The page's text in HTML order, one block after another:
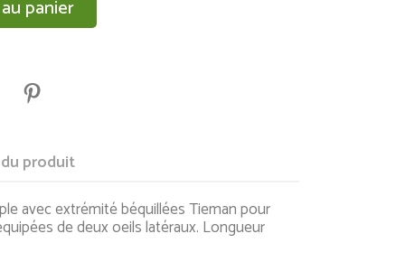
panier
produit
avec extrémité béquillées Tieman pour
de deux oeils latéraux. Longueur